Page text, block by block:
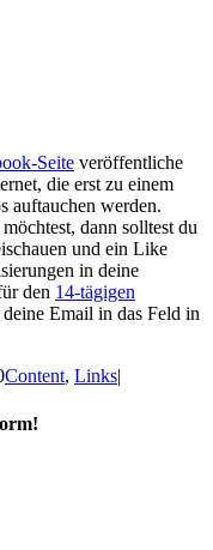
Seite veröffentliche
die erst zu einem
auftauchen werden.
dann solltest du
und ein Like
in deine
den 14-tägigen
Email in das Feld in
Content, Links|